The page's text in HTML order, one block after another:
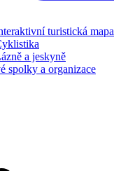
turistická mapa
a jeskyně
spolky a organizace